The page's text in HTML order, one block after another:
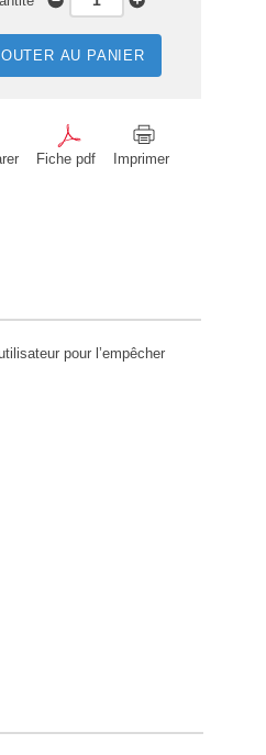
AU PANIER
Fiche pdf Imprimer
pour l’empêcher